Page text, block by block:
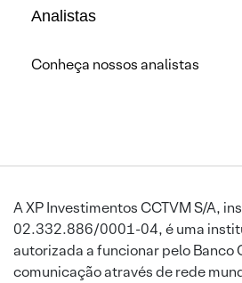
Analistas
Conheça nossos analistas
A XP Investimentos CCTVM S/A,
02.332.886/0001-04, é uma
autorizada a funcionar pelo Banco
comunicação através de rede